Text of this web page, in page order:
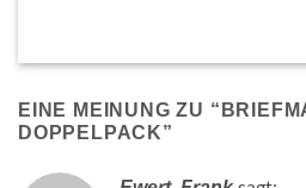
EINE MEINUNG ZU “
DOPPELPACK”